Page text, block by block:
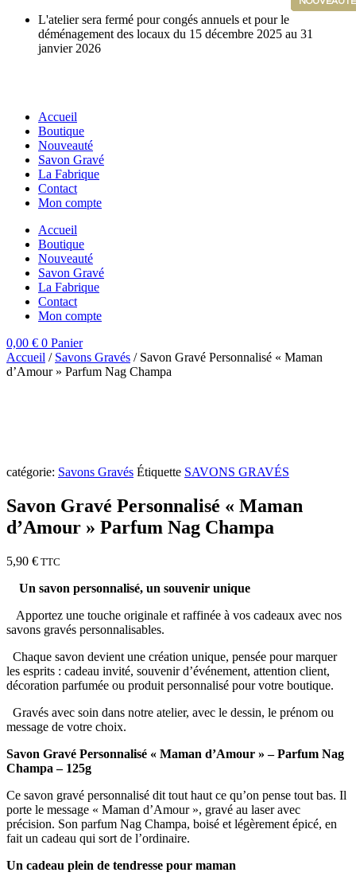
Aller
contenu
L'atelier sera fermé pour congés annuels et pour le
déménagement des locaux du 15 décembre 2025 au 31
janvier 2026
Accueil
Boutique
Nouveauté
Savon Gravé
La Fabrique
Contact
Mon compte
Accueil
Boutique
Nouveauté
Savon Gravé
La Fabrique
Contact
Mon compte
0,00 € 0 Panier
Accueil / Savons Gravés / Savon Gravé Personnalisé « Maman
d’Amour » Parfum Nag Champa
catégorie: Savons Gravés Étiquette SAVONS GRAVÉS
Savon Gravé Personnalisé « Maman
d’Amour » Parfum Nag Champa
5,90 € TTC
Un savon personnalisé, un souvenir unique
Apportez une touche originale et raffinée à vos cadeaux avec nos
savons gravés personnalisables.
Chaque savon devient une création unique, pensée pour marquer
les esprits : cadeau invité, souvenir d’événement, attention client,
décoration parfumée ou produit personnalisé pour votre boutique.
Gravés avec soin dans notre atelier, avec le dessin, le prénom ou
message de votre choix.
Savon Gravé Personnalisé « Maman d’Amour » – Parfum Nag
Champa – 125g
Ce savon gravé personnalisé dit tout haut ce qu’on pense tout bas. Il
porte le message « Maman d’Amour », gravé au laser avec
précision. Son parfum Nag Champa, boisé et légèrement épicé, en
fait un cadeau qui sort de l’ordinaire.
Un cadeau plein de tendresse pour maman